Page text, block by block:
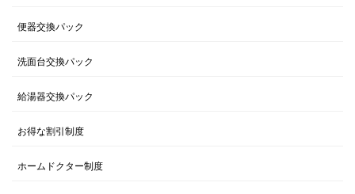
便器交換パック
洗面台交換パック
給湯器交換パック
お得な割引制度
ホームドクター制度